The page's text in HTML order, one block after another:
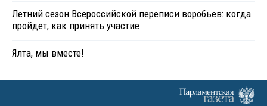
Летний сезон Всероссийской переписи воробьев: когда
пройдет, как принять участие
Ялта, мы вместе!